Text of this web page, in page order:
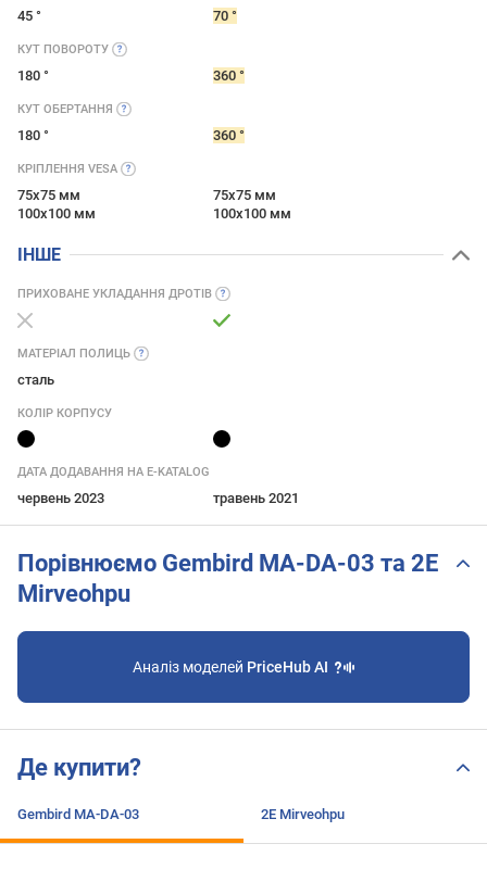
45 ° 70 °
КУТ ПОВОРОТУ
180 ° 360 °
КУТ ОБЕРТАННЯ
180 ° 360 °
КРІПЛЕННЯ VESA
75x75 мм
100x100 мм
75x75 мм
100x100 мм
ІНШЕ
ПРИХОВАНЕ УКЛАДАННЯ ДРОТІВ
МАТЕРІАЛ ПОЛИЦЬ
сталь
КОЛІР КОРПУСУ
ДАТА ДОДАВАННЯ НА E-KATALOG
червень 2023 травень 2021
Порівнюємо Gembird MA-DA-03 та 2E
Mirveohpu
Аналіз моделей PriceHub AI
Де купити?
Gembird MA-DA-03 2E Mirveohpu